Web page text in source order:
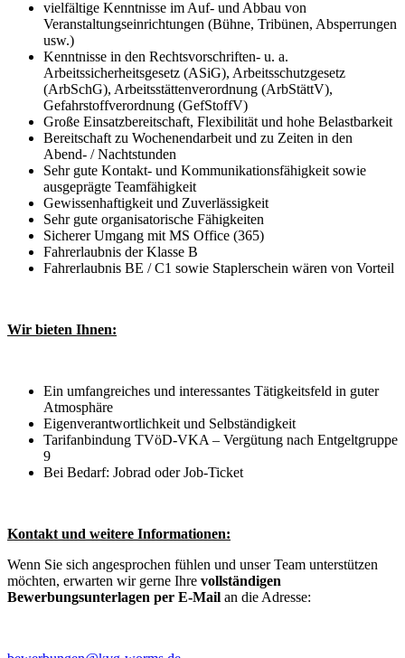
vielfältige Kenntnisse im Auf- und Abbau von
Veranstaltungseinrichtungen (Bühne, Tribünen, Absperrungen
usw.)
Kenntnisse in den Rechtsvorschriften- u. a.
Arbeitssicherheitsgesetz (ASiG), Arbeitsschutzgesetz
(ArbSchG), Arbeitsstättenverordnung (ArbStättV),
Gefahrstoffverordnung (GefStoffV)
Große Einsatzbereitschaft, Flexibilität und hohe Belastbarkeit
Bereitschaft zu Wochenendarbeit und zu Zeiten in den
Abend- / Nachtstunden
Sehr gute Kontakt- und Kommunikationsfähigkeit sowie
ausgeprägte Teamfähigkeit
Gewissenhaftigkeit und Zuverlässigkeit
Sehr gute organisatorische Fähigkeiten
Sicherer Umgang mit MS Office (365)
Fahrerlaubnis der Klasse B
Fahrerlaubnis BE / C1 sowie Staplerschein wären von Vorteil
Wir bieten Ihnen:
Ein umfangreiches und interessantes Tätigkeitsfeld in guter
Atmosphäre
Eigenverantwortlichkeit und Selbständigkeit
Tarifanbindung TVöD-VKA – Vergütung nach Entgeltgruppe
9
Bei Bedarf: Jobrad oder Job-Ticket
Kontakt und weitere Informationen:
Wenn Sie sich angesprochen fühlen und unser Team unterstützen
möchten, erwarten wir gerne Ihre vollständigen
Bewerbungsunterlagen per E-Mail an die Adresse: